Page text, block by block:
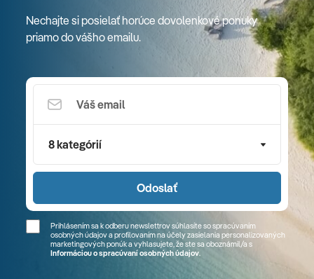
Nechajte si posielať horúce dovolenkové ponuky
priamo do vášho emailu.
8 kategórií
Odoslať
Prihlásením sa k odberu newslettrov súhlasíte so spracúvaním
osobných údajov a profilovaním na účely zasielania personalizovaných
marketingových ponúk a vyhlasujete, že ste sa oboznámil/a s
Informáciou o spracúvaní osobných údajov.